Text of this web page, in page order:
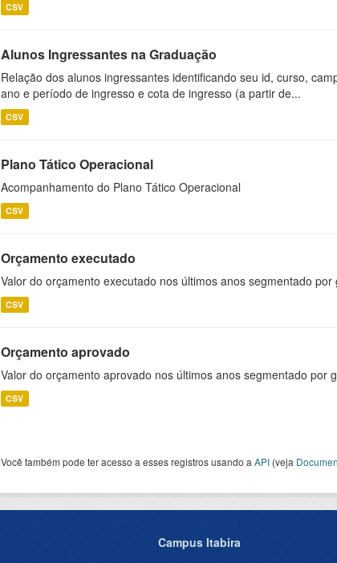
CSV
Alunos Ingressantes na Graduação
Relação dos alunos ingressantes identificando seu id, curso,
ano e período de ingresso e cota de ingresso (a partir de...
CSV
Plano Tático Operacional
Acompanhamento do Plano Tático Operacional
CSV
Orçamento executado
Valor do orçamento executado nos últimos anos segmentado por
CSV
Orçamento aprovado
Valor do orçamento aprovado nos últimos anos segmentado por
CSV
Você também pode ter acesso a esses registros usando a API (veja
Campus Itabira